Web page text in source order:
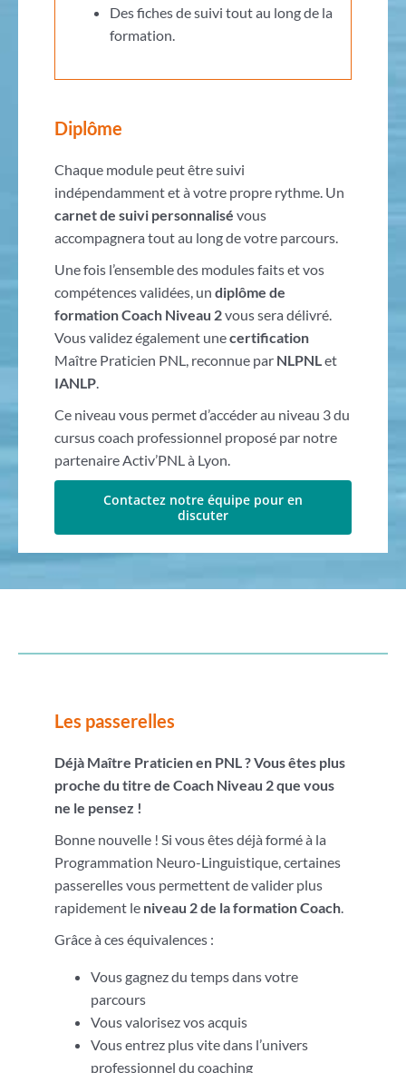
Des fiches de suivi tout au long de la
formation.
Diplôme
Chaque module peut être suivi
indépendamment et à votre propre rythme. Un
carnet de suivi personnalisé vous
accompagnera tout au long de votre parcours.
Une fois l’ensemble des modules faits et vos
compétences validées, un diplôme de
formation Coach Niveau 2vous sera délivré.
Vous validez également unecertification
Maître Praticien PNL, reconnue par NLPNLet
IANLP.
Ce niveau vous permet d’accéder au niveau 3 du
cursus coach professionnel proposé par notre
partenaire Activ’PNL à Lyon.
Contactez notre équipe pour en
discuter
Les passerelles
Déjà Maître Praticien en PNL ? Vous êtes plus
proche du titre de Coach Niveau 2 que vous
ne le pensez !
Bonne nouvelle ! Si vous êtes déjà formé à la
Programmation Neuro-Linguistique, certaines
passerelles vous permettent de valider plus
rapidement le niveau 2 de la formation Coach.
Grâce à ces équivalences :
Vous gagnez du temps dans votre
parcours
Vous valorisez vos acquis
Vous entrez plus vite dans l’univers
professionnel du coaching